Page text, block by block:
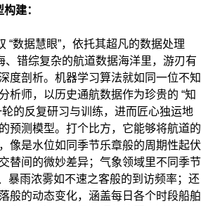
建：
“数据慧眼”，依托其超凡的数据处理
、错综复杂的航道数据海洋里，游刃有
度剖析。机器学习算法就如同一位不知
析师，以历史通航数据作为珍贵的 “知
的反复研习与训练，进而匠心独运地
预测模型。打个比方，它能够将航道的
像是水位如同季节乐章般的周期性起伏
替间的微妙差异；气象领域里不同季节
暴雨浓雾如不速之客般的到访频率；还
般的动态变化，涵盖每日各个时段船舶